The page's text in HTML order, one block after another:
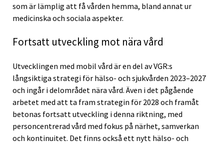
som är lämplig att få vården hemma, bland annat ur
medicinska och sociala aspekter.
Fortsatt utveckling mot nära vård
Utvecklingen med mobil vård är en del av VGR:s
långsiktiga strategi för hälso- och sjukvården 2023–2027
och ingår i delområdet nära vård. Även i det pågående
arbetet med att ta fram strategin för 2028 och framåt
betonas fortsatt utveckling i denna riktning, med
personcentrerad vård med fokus på närhet, samverkan
och kontinuitet. Det finns också ett nytt hälso- och